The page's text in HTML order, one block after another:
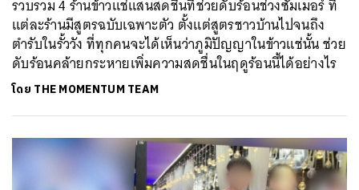
รวบรวม 4 ร้านข้าวแช่แสนสดชื่นที่ช่วยดับร้อนช่วงซัมเมอร์ ที่
แต่ละร้านมีสูตรฉบับเฉพาะตัว ตั้งแต่สูตรชาวบ้านไปจนถึง
ตำรับในรั้ววัง ที่ทุกคนจะได้เห็นว่าภูมิปัญญาในข้าวแช่นั้น ช่วย
ดับร้อนคล้ายกระหายเพิ่มความสดชื่นในฤดูร้อนนี้ได้อย่างไร
โดย THE MOMENTUM TEAM